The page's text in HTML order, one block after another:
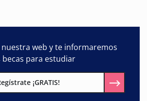
nuestra web y te informaremos
becas para estudiar
¡GRATIS!